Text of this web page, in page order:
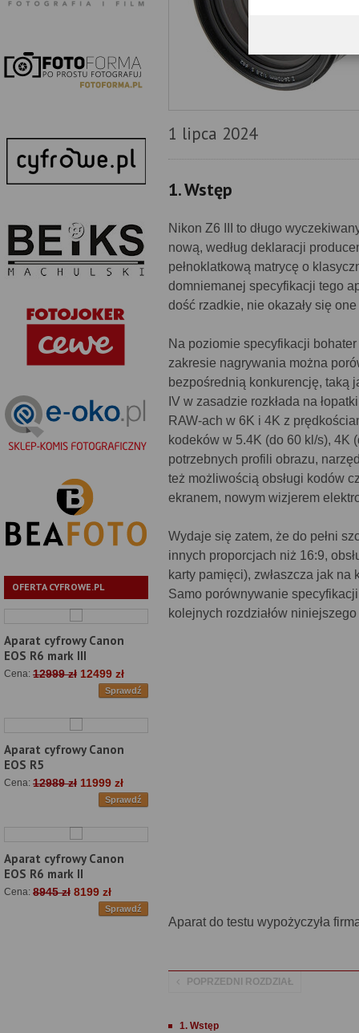
OFERTA CYFROWE.PL
Aparat cyfrowy Canon
EOS R6 mark III
Cena: 12999 zł 12499 zł
Sprawdź
Aparat cyfrowy Canon
EOS R5
Cena: 12989 zł 11999 zł
Sprawdź
Aparat cyfrowy Canon
EOS R6 mark II
Cena: 8945 zł 8199 zł
Sprawdź
1 lipca 2024
1. Wstęp
Nikon Z6 III to długo
nową, według deklaracji
pełnoklatkową matrycę o
domniemanej specyfikacji tego
dość rzadkie, nie okazały się
Na poziomie specyfikacji
zakresie nagrywania można
bezpośrednią konkurencję, taką
IV w zasadzie rozkłada na
RAW-ach w 6K i 4K z
kodeków w 5.4K (do 60 kl/s), 4K
potrzebnych profili obrazu,
też możliwością obsługi kodów
ekranem, nowym wizjerem
Wydaje się zatem, że do pełni
innych proporcjach niż 16:9,
karty pamięci), zwłaszcza jak na
Samo porównywanie
kolejnych rozdziałów
Aparat do testu wypożyczyła
POPRZEDNI ROZDZIAŁ
1. Wstęp